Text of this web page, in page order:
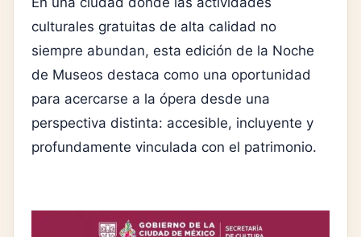
culturales gratuitas de alta calidad no
siempre abundan, esta edición de la Noche
de Museos destaca como una oportunidad
para acercarse a la ópera desde una
perspectiva distinta: accesible, incluyente y
profundamente vinculada con el patrimonio.